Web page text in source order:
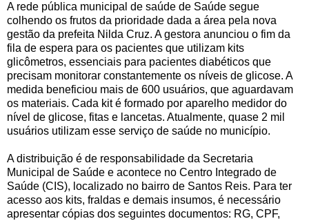
A rede pública municipal de saúde de Saúde segue
colhendo os frutos da prioridade dada a área pela nova
gestão da prefeita Nilda Cruz. A gestora anunciou o fim da
fila de espera para os pacientes que utilizam kits
glicômetros, essenciais para pacientes diabéticos que
precisam monitorar constantemente os níveis de glicose. A
medida beneficiou mais de 600 usuários, que aguardavam
os materiais. Cada kit é formado por aparelho medidor do
nível de glicose, fitas e lancetas. Atualmente, quase 2 mil
usuários utilizam esse serviço de saúde no município.
A distribuição é de responsabilidade da Secretaria
Municipal de Saúde e acontece no Centro Integrado de
Saúde (CIS), localizado no bairro de Santos Reis. Para ter
acesso aos kits, fraldas e demais insumos, é necessário
apresentar cópias dos seguintes documentos: RG, CPF,